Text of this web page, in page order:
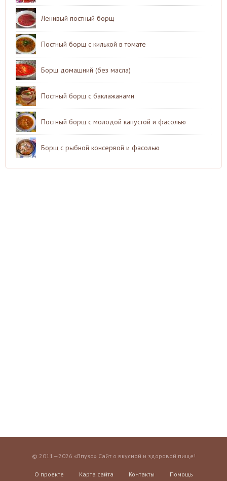
Ленивый постный борщ
Постный борщ с килькой в томате
Борщ домашний (без масла)
Постный борщ с баклажанами
Постный борщ с молодой капустой и фасолью
Борщ с рыбной консервой и фасолью
© 2011—2026 «Впузо» Сайт о вкусной и здоровой пище!
О проекте Карта сайта Контакты Помощь